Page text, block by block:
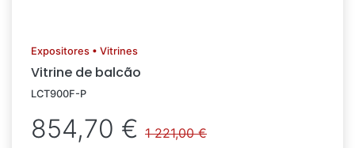
Expositores • Vitrines
Vitrine de balcão
LCT900F-P
854,70 € 1 221,00 €